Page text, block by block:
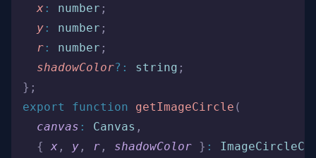
  x
: number ;
  y
: number ;
  r
: number ;
  shadowColor
?: string ;
};
export
function getImageCircle (
  canvas
: Canvas ,
  {
x , y , r , shadowColor } :